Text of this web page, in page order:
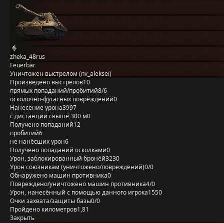
zheka_48rus
Feuerbär
Уничтожен выстрелом (nv_aleksei)
Произведено выстрелов10
прямых попаданий/пробитий8/6
осколочно-фугасных повреждений0
Нанесение урона3997
с дистанции свыше 300 м0
Получено попаданий12
пробитий6
не нанёсших урон6
Получено попаданий осколками0
Урон, заблокированный бронёй3230
Урон союзникам (уничтожено/повреждений)0/0
Обнаружено машин противника0
Повреждено/уничтожено машин противника4/0
Урон, нанесённый с помощью данного игрока1550
Очки захвата/защиты базы0/0
Пройдено километров1,81
Закрыть